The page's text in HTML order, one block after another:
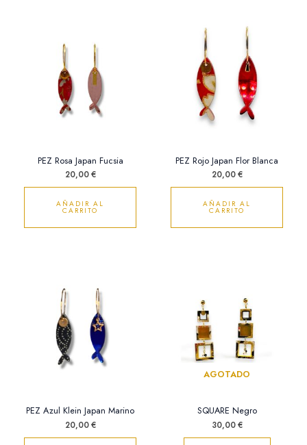
PEZ Rosa Japan Fucsia
20,00€
AÑADIR AL
CARRITO
PEZ Rojo Japan Flor Blanca
20,00€
AÑADIR AL
CARRITO
PEZ Azul Klein Japan Marino
20,00€
AGOTADO
SQUARE Negro
30,00€